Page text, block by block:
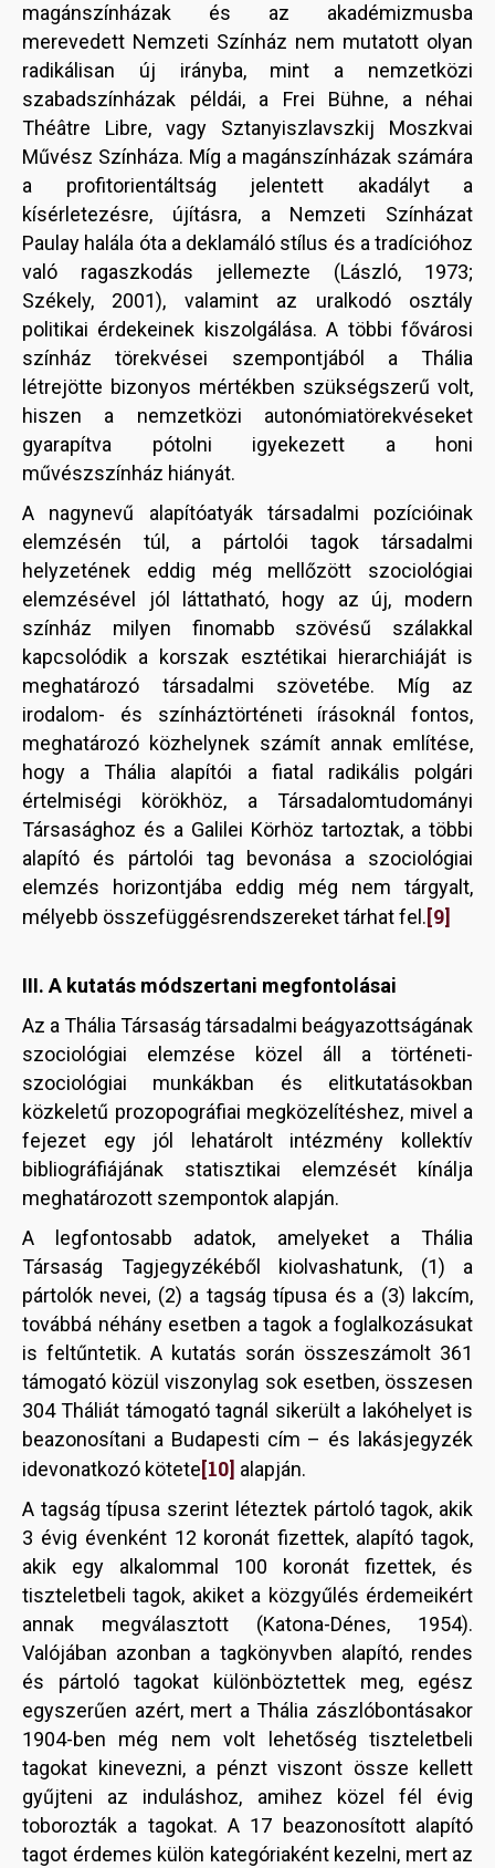
magánszínházak és az akadémizmusba
merevedett Nemzeti Színház nem mutatott olyan
radikálisan új irányba, mint a nemzetközi
szabadszínházak példái, a Frei Bühne, a néhai
Théâtre Libre, vagy Sztanyiszlavszkij Moszkvai
Művész Színháza. Míg a magánszínházak számára
a profitorientáltság jelentett akadályt a
kísérletezésre, újításra, a Nemzeti Színházat
Paulay halála óta a deklamáló stílus és a tradícióhoz
való ragaszkodás jellemezte (László, 1973;
Székely, 2001), valamint az uralkodó osztály
politikai érdekeinek kiszolgálása. A többi fővárosi
színház törekvései szempontjából a Thália
létrejötte bizonyos mértékben szükségszerű volt,
hiszen a nemzetközi autonómiatörekvéseket
gyarapítva pótolni igyekezett a honi
művészszínház hiányát.
A nagynevű alapítóatyák társadalmi pozícióinak
elemzésén túl, a pártolói tagok társadalmi
helyzetének eddig még mellőzött szociológiai
elemzésével jól láttatható, hogy az új, modern
színház milyen finomabb szövésű szálakkal
kapcsolódik a korszak esztétikai hierarchiáját is
meghatározó társadalmi szövetébe. Míg az
irodalom- és színháztörténeti írásoknál fontos,
meghatározó közhelynek számít annak említése,
hogy a Thália alapítói a fiatal radikális polgári
értelmiségi körökhöz, a Társadalomtudományi
Társasághoz és a Galilei Körhöz tartoztak, a többi
alapító és pártolói tag bevonása a szociológiai
elemzés horizontjába eddig még nem tárgyalt,
mélyebb összefüggésrendszereket tárhat fel.[9]
III. A kutatás módszertani megfontolásai
Az a Thália Társaság társadalmi beágyazottságának
szociológiai elemzése közel áll a történeti-
szociológiai munkákban és elitkutatásokban
közkeletű prozopográfiai megközelítéshez, mivel a
fejezet egy jól lehatárolt intézmény kollektív
bibliográfiájának statisztikai elemzését kínálja
meghatározott szempontok alapján.
A legfontosabb adatok, amelyeket a Thália
Társaság Tagjegyzékéből kiolvashatunk, (1) a
pártolók nevei, (2) a tagság típusa és a (3) lakcím,
továbbá néhány esetben a tagok a foglalkozásukat
is feltűntetik. A kutatás során összeszámolt 361
támogató közül viszonylag sok esetben, összesen
304 Tháliát támogató tagnál sikerült a lakóhelyet is
beazonosítani a Budapesti cím – és lakásjegyzék
idevonatkozó kötete[10] alapján.
A tagság típusa szerint léteztek pártoló tagok, akik
3 évig évenként 12 koronát fizettek, alapító tagok,
akik egy alkalommal 100 koronát fizettek, és
tiszteletbeli tagok, akiket a közgyűlés érdemeikért
annak megválasztott (Katona-Dénes, 1954).
Valójában azonban a tagkönyvben alapító, rendes
és pártoló tagokat különböztettek meg, egész
egyszerűen azért, mert a Thália zászlóbontásakor
1904-ben még nem volt lehetőség tiszteletbeli
tagokat kinevezni, a pénzt viszont össze kellett
gyűjteni az induláshoz, amihez közel fél évig
toborozták a tagokat. A 17 beazonosított alapító
tagot érdemes külön kategóriaként kezelni, mert az